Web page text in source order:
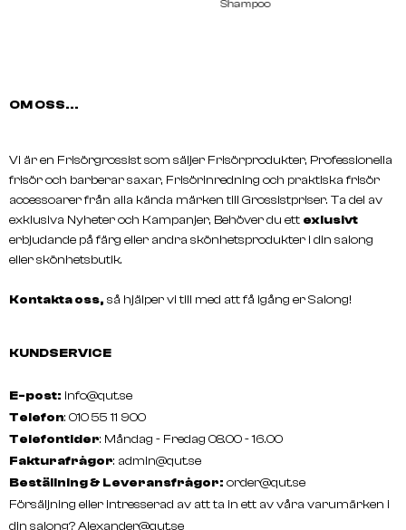
MATRIX
HIGH AMPLIFY Shampoo
MATRIX
FOOD FOR SOFT
Shampoo
OM OSS...
Vi är en Frisörgrossist som säljer Frisörprodukter, Professionella
frisör och barberar saxar, Frisörinredning och praktiska frisör
accessoarer från alla kända märken till Grossistpriser. Ta del av
exklusiva Nyheter och Kampanjer, Behöver du ett exlusivt
erbjudande på färg eller andra skönhetsprodukter i din salong
eller skönhetsbutik.
Kontakta oss, så hjälper vi till med att få igång er Salong!
KUNDSERVICE
E-post: info@qut.se
Telefon: 010 55 11 900
Telefontider: Måndag - Fredag 08.00 - 16.00
Fakturafrågor: admin@qut.se
Beställning & Leveransfrågor: order@qut.se
Försäljning eller intresserad av att ta in ett av våra varumärken i
din salong?Alexander@qut.se